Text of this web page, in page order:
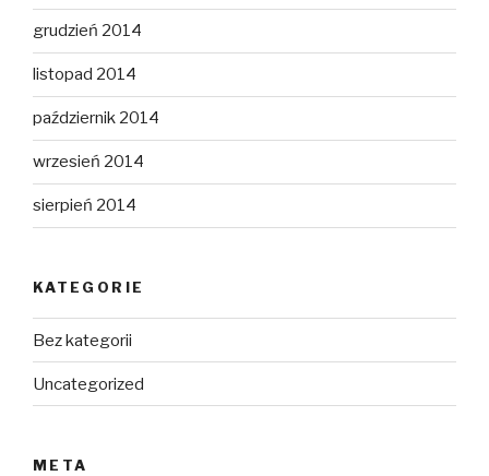
grudzień 2014
listopad 2014
październik 2014
wrzesień 2014
sierpień 2014
KATEGORIE
Bez kategorii
Uncategorized
META